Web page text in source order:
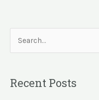
rRecent Posts